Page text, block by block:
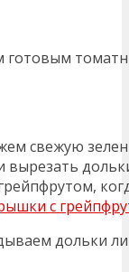
свежую
вырезать
с
дольки